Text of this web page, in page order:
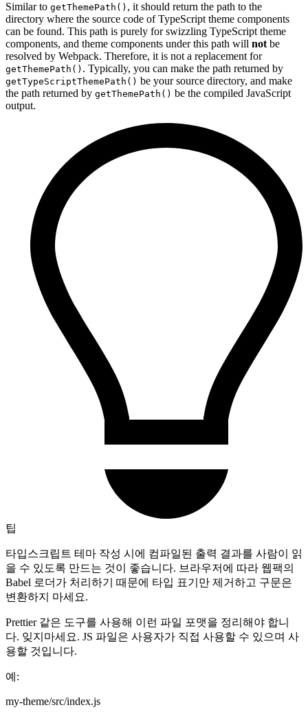
Similar to getThemePath() , it should return the path to the
directory where the source code of TypeScript theme components
can be found. This path is purely for swizzling TypeScript theme
components, and theme components under this path will not be
resolved by Webpack. Therefore, it is not a replacement for
getThemePath() . Typically, you can make the path returned by
getTypeScriptThemePath() be your source directory, and make
the path returned by getThemePath() be the compiled JavaScript
output.
팁
타입스크립트 테마 작성 시에 컴파일된 출력 결과를 사람이 읽
을 수 있도록 만드는 것이 좋습니다. 브라우저에 따라 웹팩의
Babel 로더가 처리하기 때문에 타입 표기만 제거하고 구문은
변환하지 마세요.
Prettier 같은 도구를 사용해 이런 파일 포맷을 정리해야 합니
다. 잊지마세요. JS 파일은 사용자가 직접 사용할 수 있으며 사
용할 것입니다.
예:
my-theme/src/index.js